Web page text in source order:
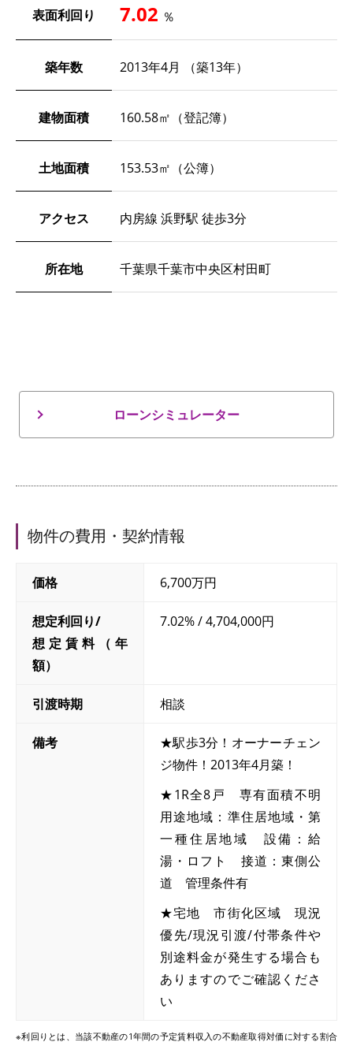
表面利回り 7.02 ％
築年数 2013年4月 （築13年）
建物面積 160.58㎡（登記簿）
土地面積 153.53㎡（公簿）
アクセス 内房線 浜野駅 徒歩3分
所在地 千葉県千葉市中央区村田町
ローンシミュレーター
物件の費用・契約情報
価格 6,700万円
想定利回り/
想定賃料（年
額）
7.02% / 4,704,000円
引渡時期 相談
備考
★駅歩3分！オーナーチェン
ジ物件！2013年4月築！
★1R全8戸 専有面積不明
用途地域：準住居地域・第
一種住居地域 設備：給
湯・ロフト 接道：東側公
道 管理条件有
★宅地 市街化区域 現況
優先/現況引渡/付帯条件や
別途料金が発生する場合も
ありますのでご確認くださ
い
※利回りとは、当該不動産の1年間の予定賃料収入の不動産取得対価に対する割合